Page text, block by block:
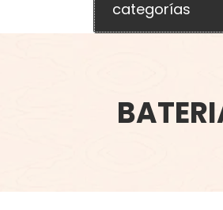
categorías